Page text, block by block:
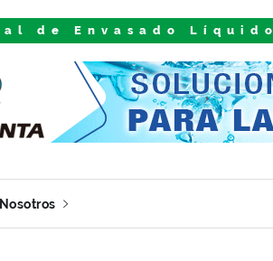
de Envasado Líquido
Nosotros